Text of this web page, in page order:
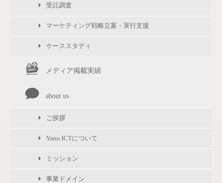
受託調査
マーケティング戦略立案・実行支援
ケーススタディ
メディア掲載実績
about us
ご挨拶
Yano ICTについて
ミッション
事業ドメイン